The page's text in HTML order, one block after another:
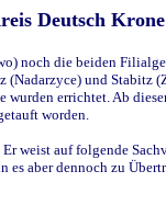
Deutsch Krone
noch die beiden
und
errichtet. Ab
worden.
Er weist auf folgende
aber dennoch zu